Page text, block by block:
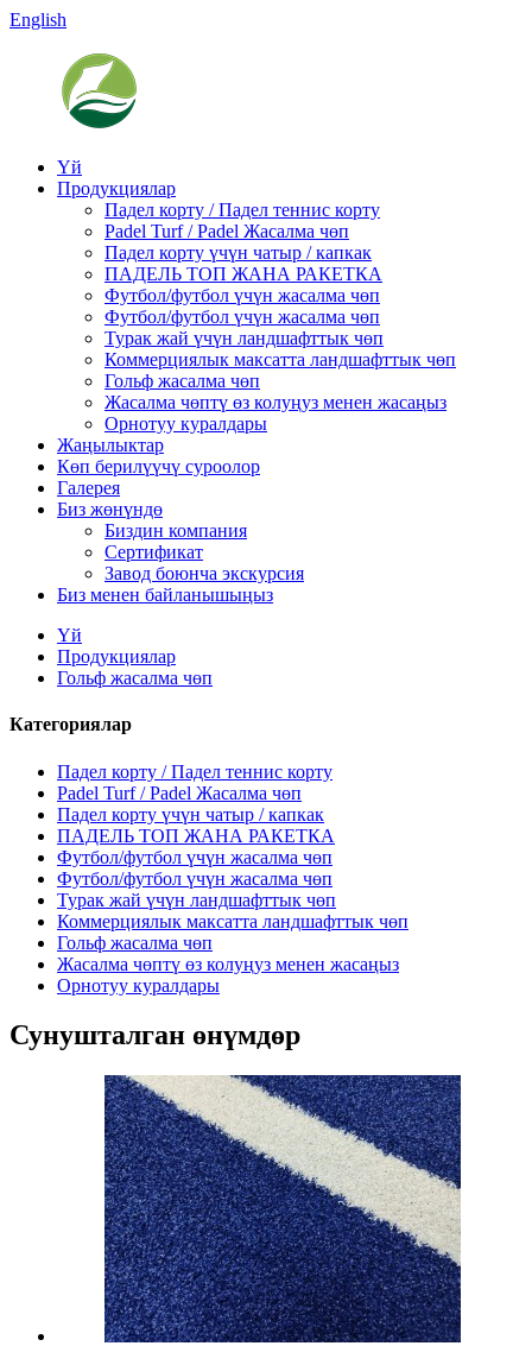
English
Үй
Продукциялар
Падел корту / Падел теннис корту
Padel Turf / Padel Жасалма чөп
Падел корту үчүн чатыр / капкак
ПАДЕЛЬ ТОП ЖАНА РАКЕТКА
Футбол/футбол үчүн жасалма чөп
Футбол/футбол үчүн жасалма чөп
Турак жай үчүн ландшафттык чөп
Коммерциялык максатта ландшафттык чөп
Гольф жасалма чөп
Жасалма чөптү өз колуңуз менен жасаңыз
Орнотуу куралдары
Жаңылыктар
Көп берилүүчү суроолор
Галерея
Биз жөнүндө
Биздин компания
Сертификат
Завод боюнча экскурсия
Биз менен байланышыңыз
Үй
Продукциялар
Гольф жасалма чөп
Категориялар
Падел корту / Падел теннис корту
Padel Turf / Padel Жасалма чөп
Падел корту үчүн чатыр / капкак
ПАДЕЛЬ ТОП ЖАНА РАКЕТКА
Футбол/футбол үчүн жасалма чөп
Футбол/футбол үчүн жасалма чөп
Турак жай үчүн ландшафттык чөп
Коммерциялык максатта ландшафттык чөп
Гольф жасалма чөп
Жасалма чөптү өз колуңуз менен жасаңыз
Орнотуу куралдары
Сунушталган өнүмдөр